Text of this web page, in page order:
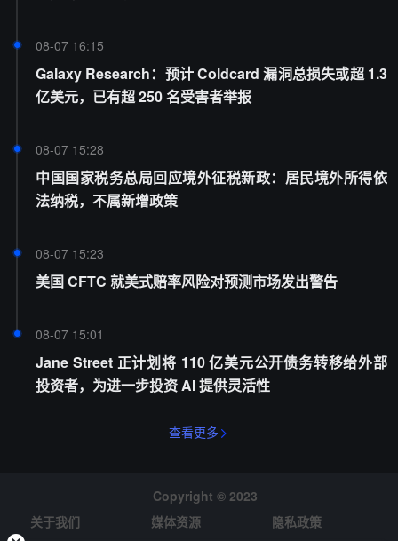
08-07 16:15
Galaxy Research：预计 Coldcard 漏洞总损失或超 1.3
亿美元，已有超 250 名受害者举报
08-07 15:28
中国国家税务总局回应境外征税新政：居民境外所得依
法纳税，不属新增政策
08-07 15:23
美国 CFTC 就美式赔率风险对预测市场发出警告
08-07 15:01
Jane Street 正计划将 110 亿美元公开债务转移给外部
投资者，为进一步投资 AI 提供灵活性
查看更多
Copyright © 2023
关于我们
媒体资源
隐私政策